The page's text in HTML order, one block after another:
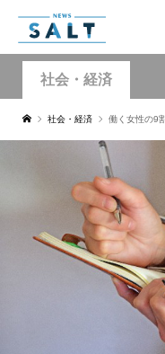
社会・経済
社会・経済 働く女性の9